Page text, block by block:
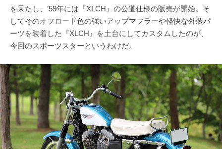
を果たし、’59年には『XLCH』の公道仕様の販売が開始。そ
してそのオフロード色の強いアップマフラーや軽快な外装パ
ーツを装着した『XLCH』を土台にしてカスタムしたのが、
今回のスポーツスターというわけだ。